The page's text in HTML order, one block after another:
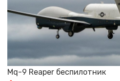
Mq-9 Reaper беспилотник